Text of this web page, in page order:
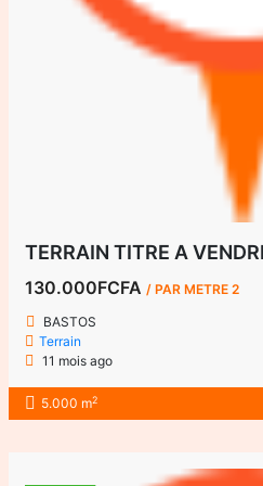
TERRAIN TITRE A
130.000FCFA/ PAR METRE 2
BASTOS
Terrain
11 mois ago
5.000 m2